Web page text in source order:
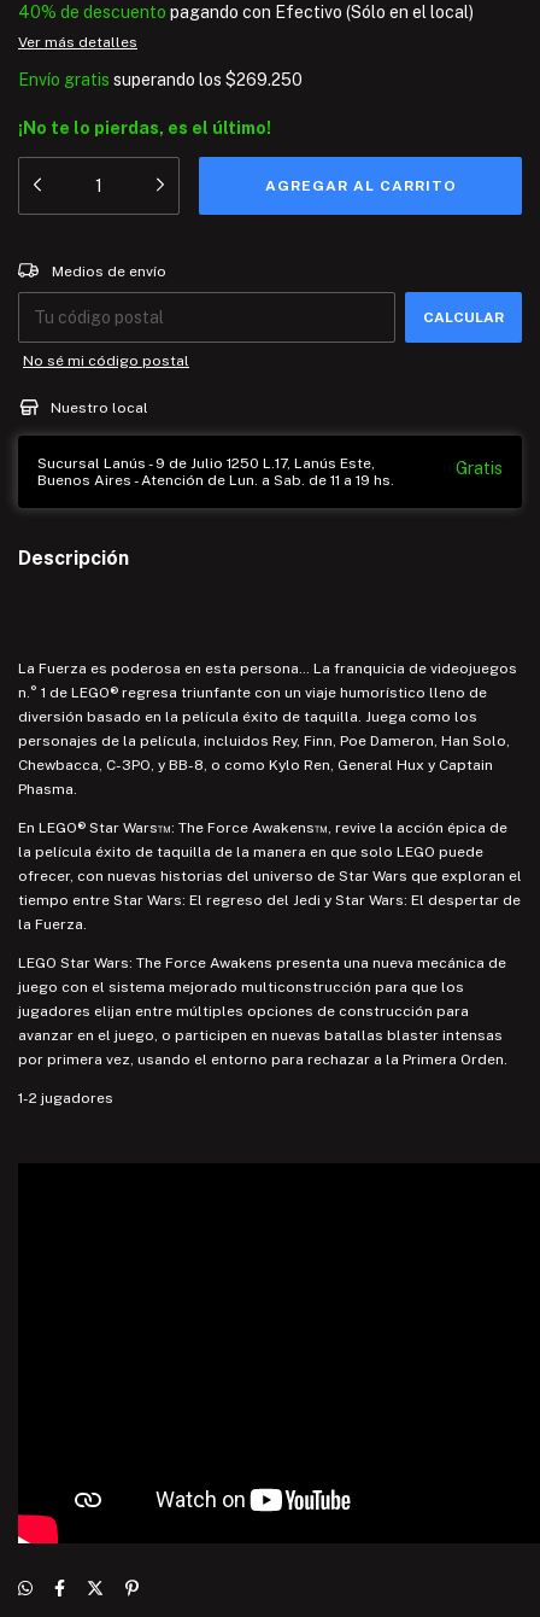
40% de descuento pagando con Efectivo (Sólo en el local)
Ver más detalles
Envío gratis superando los $269.250
¡No te lo pierdas, es el último!
Entregas para el CP:
Medios de envío
CALCULAR
No sé mi código postal
Nuestro local
Sucursal Lanús - 9 de Julio 1250 L.17, Lanús Este,
Buenos Aires - Atención de Lun. a Sab. de 11 a 19 hs.
Gratis
Descripción
La Fuerza es poderosa en esta persona… La franquicia de videojuegos
n.° 1 de LEGO® regresa triunfante con un viaje humorístico lleno de
diversión basado en la película éxito de taquilla. Juega como los
personajes de la película, incluidos Rey, Finn, Poe Dameron, Han Solo,
Chewbacca, C-3PO, y BB-8, o como Kylo Ren, General Hux y Captain
Phasma.
En LEGO® Star Wars™: The Force Awakens™, revive la acción épica de
la película éxito de taquilla de la manera en que solo LEGO puede
ofrecer, con nuevas historias del universo de Star Wars que exploran el
tiempo entre Star Wars: El regreso del Jedi y Star Wars: El despertar de
la Fuerza.
LEGO Star Wars: The Force Awakens presenta una nueva mecánica de
juego con el sistema mejorado multiconstrucción para que los
jugadores elijan entre múltiples opciones de construcción para
avanzar en el juego, o participen en nuevas batallas blaster intensas
por primera vez, usando el entorno para rechazar a la Primera Orden.
1-2 jugadores